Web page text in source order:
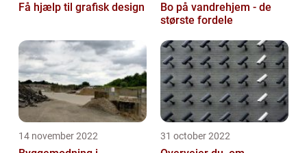
Få hjælp til grafisk design
Bo på vandrehjem - de
største fordele
14 november 2022 31 october 2022